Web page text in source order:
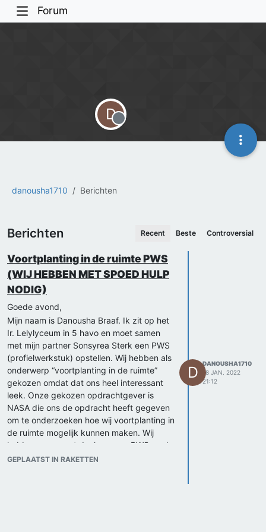
Forum
danousha1710 Berichten
D
Offline
Berichten Recent Beste Controversial
Voortplanting in de ruimte PWS
(WIJ HEBBEN MET SPOED HULP
NODIG)
Goede avond,
Mijn naam is Danousha Braaf. Ik zit op het
Ir. Lelylyceum in 5 havo en moet samen
met mijn partner Sonsyrea Sterk een PWS
(profielwerkstuk) opstellen. Wij hebben als
onderwerp “voortplanting in de ruimte”
gekozen omdat dat ons heel interessant
leek. Onze gekozen opdrachtgever is
NASA die ons de opdracht heeft gegeven
om te onderzoeken hoe wij voortplanting in
de ruimte mogelijk kunnen maken. Wij
hebben een groot deel van ons PWS er al
over geschreven. Helaas hebben wij over
GEPLAATST IN RAKETTEN
D
DANOUSHA1710
18 JAN. 2022
21:12